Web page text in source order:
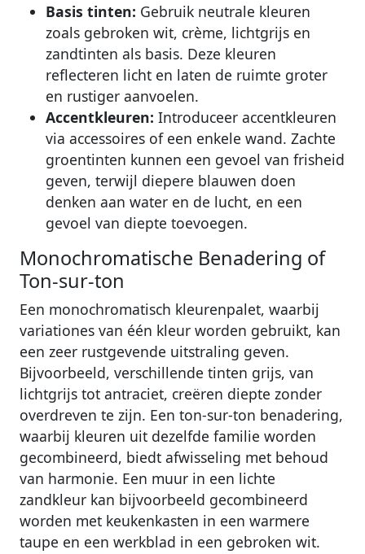
Basis tinten: Gebruik neutrale kleuren
zoals gebroken wit, crème, lichtgrijs en
zandtinten als basis. Deze kleuren
reflecteren licht en laten de ruimte groter
en rustiger aanvoelen.
Accentkleuren: Introduceer accentkleuren
via accessoires of een enkele wand. Zachte
groentinten kunnen een gevoel van frisheid
geven, terwijl diepere blauwen doen
denken aan water en de lucht, en een
gevoel van diepte toevoegen.
Monochromatische Benadering of
Ton-sur-ton
Een monochromatisch kleurenpalet, waarbij
variationes van één kleur worden gebruikt, kan
een zeer rustgevende uitstraling geven.
Bijvoorbeeld, verschillende tinten grijs, van
lichtgrijs tot antraciet, creëren diepte zonder
overdreven te zijn. Een ton-sur-ton benadering,
waarbij kleuren uit dezelfde familie worden
gecombineerd, biedt afwisseling met behoud
van harmonie. Een muur in een lichte
zandkleur kan bijvoorbeeld gecombineerd
worden met keukenkasten in een warmere
taupe en een werkblad in een gebroken wit.